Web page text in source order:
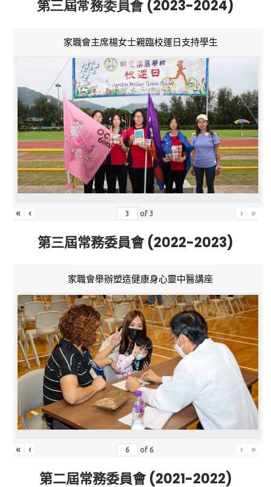
第三屆常務委員會 (2023-2024)
家職會主席楊女士親臨校運日支持學生
« ‹ of3 › »
第三屆常務委員會 (2022-2023)
家職會舉辦塑造健康身心靈中醫講座
« ‹ of 6 › »
第二屆常務委員會 (2021-2022)